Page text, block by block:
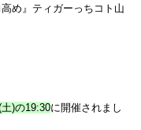
め』ティガーっちコト山
土)の19:30に開催されまし